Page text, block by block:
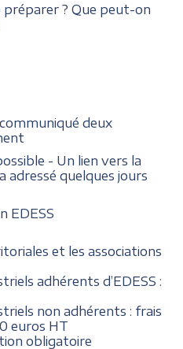
préparer ? Que peut-on
deux
- Un lien vers la
adressé quelques jours
EDESS
et les associations
adhérents d’EDESS :
non adhérents : frais
euros HT
obligatoire